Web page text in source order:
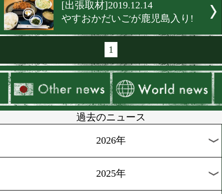
吉田実代 愛娘から「勝っ
い」とエール
[ニュース]2019.12.20
東西の元女子世界王者が激
[インタビュー]2019.12.19
次世代を牽引する戦うシン
マザー
[世界戦試合結果]2019.12.14